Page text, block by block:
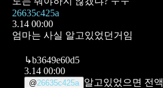
26635c425a
3.14 00:00
엄마는 사실 알고있었던거임
↳b3649e60d5
3.14 00:00
@26635c425a 알고있었으면 전